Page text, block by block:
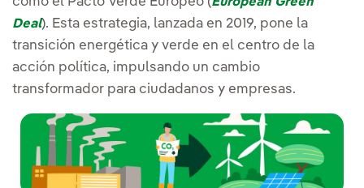
Deal). Esta estrategia, lanzada en 2019, pone la
transición energética y verde en el centro de la
acción política, impulsando un cambio
transformador para ciudadanos y empresas.